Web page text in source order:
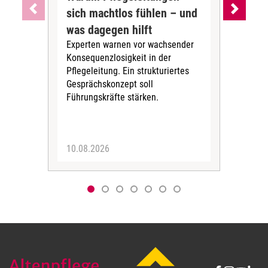
sich machtlos fühlen – und
was dagegen hilft
Experten warnen vor wachsender
Konsequenzlosigkeit in der
Pflegeleitung. Ein strukturiertes
Gesprächskonzept soll
Führungskräfte stärken.
10.08.2026